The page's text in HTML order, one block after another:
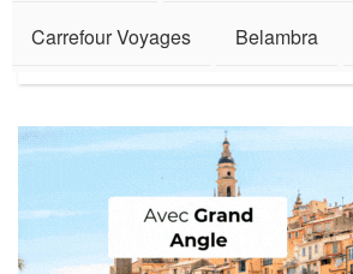
Carrefour Voyages Belambra